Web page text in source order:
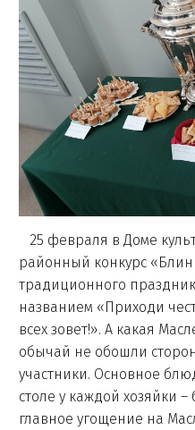
25 февраля в Доме
районный конкурс
традиционного
названием «Приходи
всех зовет!». А какая
обычай не обошли
участники. Основное
столе у каждой хозяйки
главное угощение на